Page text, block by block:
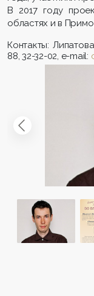
В 2017 году
областях и в
Контакты:
88, 32-32-02, e-mail: